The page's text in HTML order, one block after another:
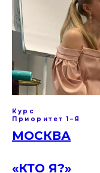
Курс
Приоритет 1–Я
МОСКВА
«КТО Я?»